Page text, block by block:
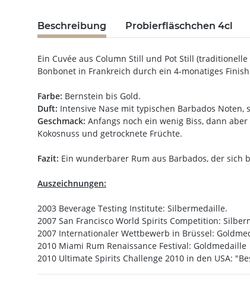
Beschreibung Probierfläschchen 4cl
Ein Cuvée aus Column Still und Pot Still
Bonbonet in Frankreich durch ein 4-monatiges
Farbe: Bernstein bis Gold.
Duft: Intensive Nase mit typischen Barbados
Geschmack: Anfangs noch ein wenig Biss, dann
Kokosnuss und getrocknete Früchte.
Fazit: Ein wunderbarer Rum aus Barbados, der sich
Auszeichnungen:
2003 Beverage Testing Institute: Silbermedaille.
2007 San Francisco World Spirits Competition:
2007 Internationaler Wettbewerb in Brüssel:
2010 Miami Rum Renaissance Festival: Goldmedaille
2010 Ultimate Spirits Challenge 2010 in den USA: